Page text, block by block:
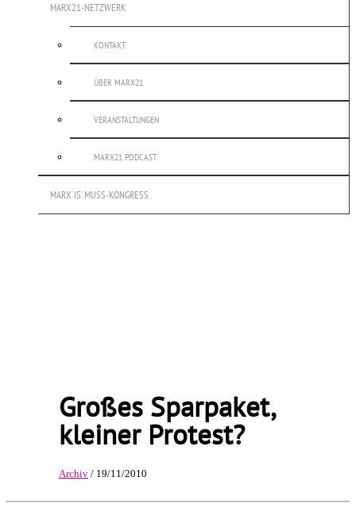
MARX21-NETZWERK
KONTAKT
ÜBER MARX21
VERANSTALTUNGEN
MARX21 PODCAST
MARX IS’ MUSS-KONGRESS
Großes Sparpaket,
kleiner Protest?
Archiv / 19/11/2010